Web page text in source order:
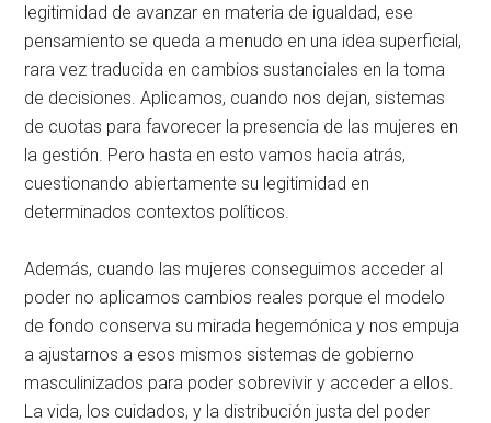
legitimidad de avanzar en materia de igualdad, ese
pensamiento se queda a menudo en una idea superficial,
rara vez traducida en cambios sustanciales en la toma
de decisiones. Aplicamos, cuando nos dejan, sistemas
de cuotas para favorecer la presencia de las mujeres en
la gestión. Pero hasta en esto vamos hacia atrás,
cuestionando abiertamente su legitimidad en
determinados contextos políticos.
Además, cuando las mujeres conseguimos acceder al
poder no aplicamos cambios reales porque el modelo
de fondo conserva su mirada hegemónica y nos empuja
a ajustarnos a esos mismos sistemas de gobierno
masculinizados para poder sobrevivir y acceder a ellos.
La vida, los cuidados, y la distribución justa del poder